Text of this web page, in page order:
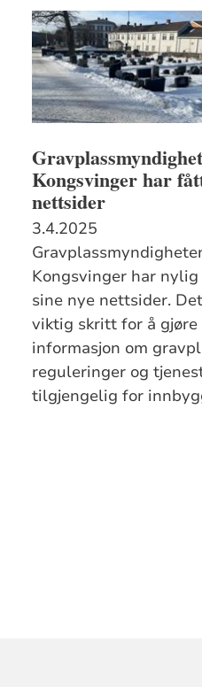
Kongsvinger har
nettsider
3.4.2025
Kongsvinger har
sine nye nettsider.
viktig skritt for å gjøre
informasjon om
reguleringer og
tilgjengelig for